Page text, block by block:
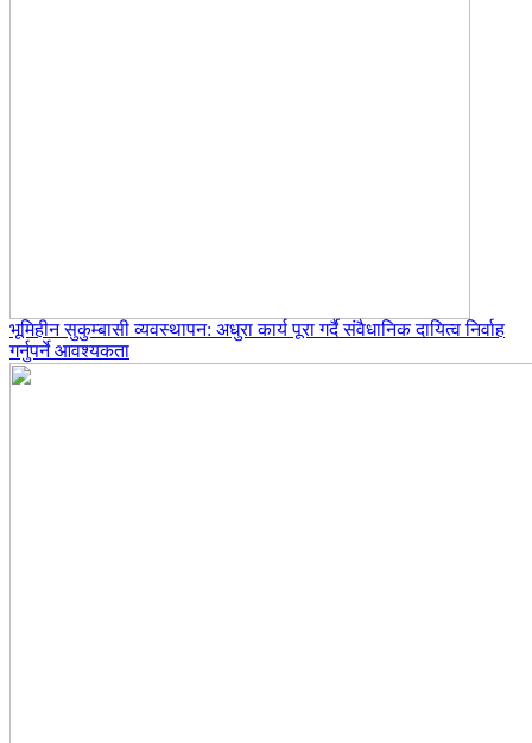
भूमिहीन सुकुम्बासी व्यवस्थापन: अधुरा कार्य पूरा गर्दै संवैधानिक दायित्व निर्वाह
गर्नुपर्ने आवश्यकता